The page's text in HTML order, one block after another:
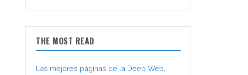
THE MOST READ
Las mejores páginas de la Deep Web,